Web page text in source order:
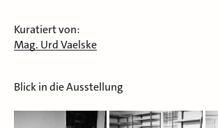
Kuratiert von:
Mag. Urd Vaelske
Blick in die Ausstellung